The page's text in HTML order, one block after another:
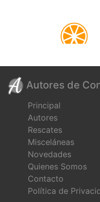
Autores de
Principal
Autores
Rescates
Misceláneas
Novedades
Quienes Somos
Contacto
Política de